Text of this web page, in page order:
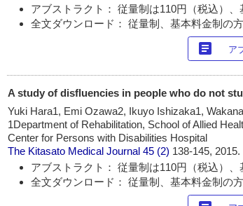
アブストラクト： 従量制は110円（税込）
全文ダウンロード： 従量制、基本料金制の
article ア
A study of disfluencies in people who do not
Yuki Hara1, Emi Ozawa2, Ikuyo Ishizaka1,
1Department of Rehabilitation, School of Allied
Center for Persons with Disabilities Hospital
The Kitasato Medical Journal 45 (2) 138-145, 2015.
アブストラクト： 従量制は110円（税込）
全文ダウンロード： 従量制、基本料金制の